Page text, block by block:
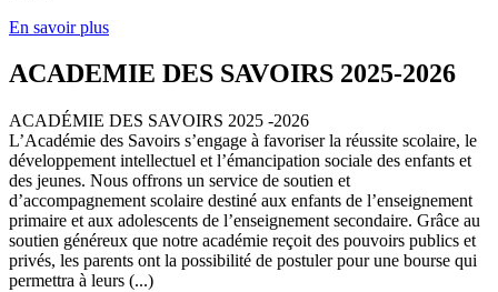
En savoir plus
ACADEMIE DES SAVOIRS 2025-2026
ACADÉMIE DES SAVOIRS 2025 -2026
L’Académie des Savoirs s’engage à favoriser la réussite scolaire, le
développement intellectuel et l’émancipation sociale des enfants et
des jeunes. Nous offrons un service de soutien et
d’accompagnement scolaire destiné aux enfants de l’enseignement
primaire et aux adolescents de l’enseignement secondaire. Grâce au
soutien généreux que notre académie reçoit des pouvoirs publics et
privés, les parents ont la possibilité de postuler pour une bourse qui
permettra à leurs (...)